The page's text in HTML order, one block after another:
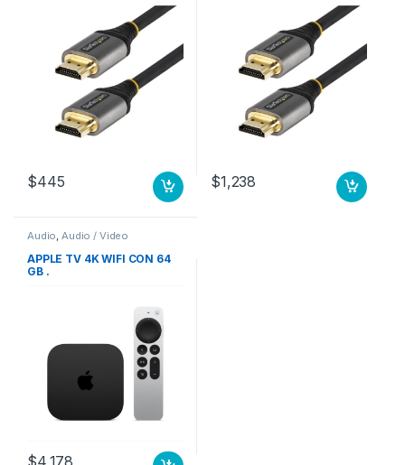
$445 $1,238
Audio,Audio / Video
APPLE TV 4K WIFI CON 64
GB .
$4,178